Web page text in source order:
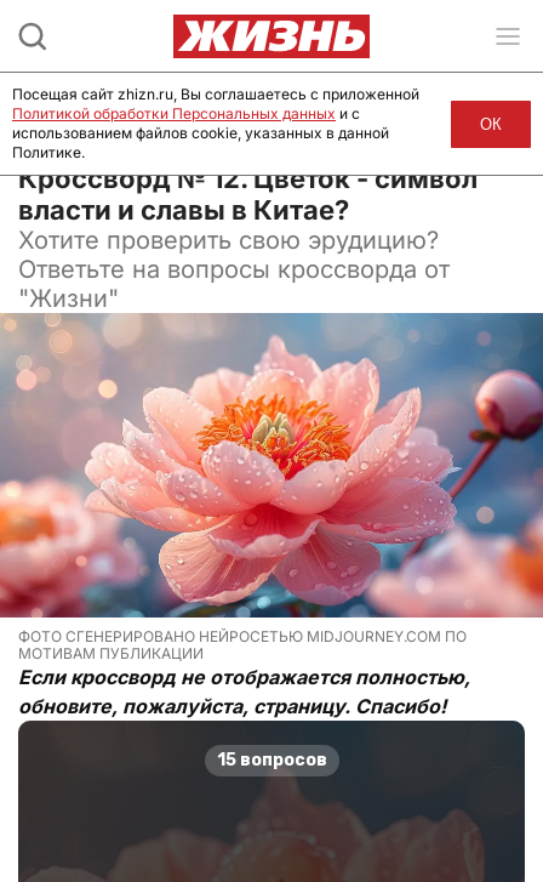
12 июля 2024, 05:00
Кроссворд № 12. Цветок - символ
власти и славы в Китае?
Хотите проверить свою эрудицию?
Ответьте на вопросы кроссворда от
"Жизни"
ФОТО СГЕНЕРИРОВАНО НЕЙРОСЕТЬЮ MIDJOURNEY.COM ПО
МОТИВАМ ПУБЛИКАЦИИ
Если кроссворд не отображается полностью,
обновите, пожалуйста, страницу. Спасибо!
Посещая сайт zhizn.ru, Вы соглашаетесь с приложенной
Политикой обработки Персональных данных и с
использованием файлов cookie, указанных в данной
Политике.
ОК